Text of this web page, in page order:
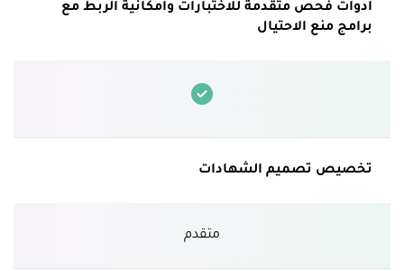
أدوات فحص متقدمة للاختبارات وامكانية الربط مع
برامج منع الاحتيال
تخصيص تصميم الشهادات
متقدم